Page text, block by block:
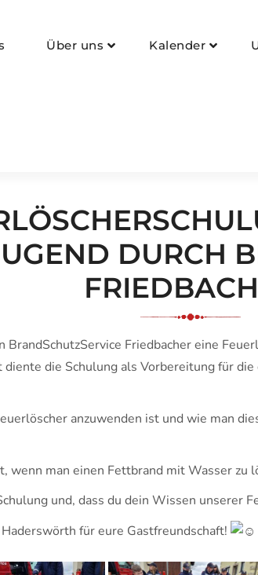
Über uns Kalender
DURCH
BrandSchutzService Friedbachereine
die Schulung als Vorbereitung für
anzuwenden ist und wie man
man einen Fettbrand mit Wasser zu
und, dass du dein Wissen unserer
für eure Gastfreundschaft!